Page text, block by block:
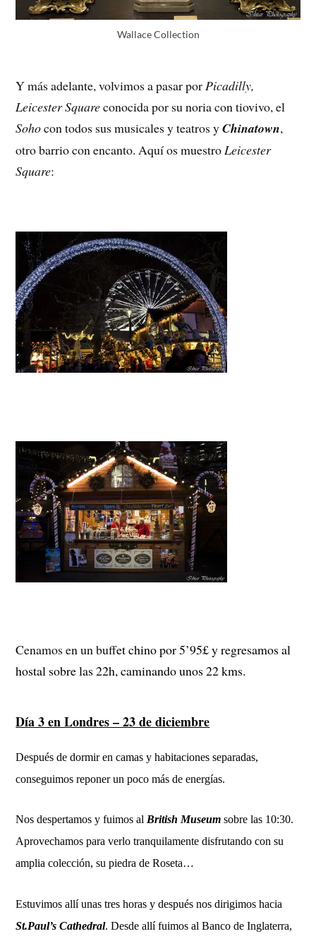
Wallace Collection
Y más adelante, volvimos a pasar por Picadilly,
Leicester Squareconocida por su noria con tiovivo, el
Sohocon todos sus musicales y teatros yChinatown,
otro barrio con encanto. Aquí os muestro Leicester
Square:
Cenamos en un buffet chino por 5’95£ y regresamos al
hostal sobre las 22h, caminando unos 22 kms.
Día 3 en Londres – 23 de diciembre
Después de dormir en camas y habitaciones separadas,
conseguimos reponer un poco más de energías.
Nos despertamos y fuimos alBritish Museum sobre las 10:30.
Aprovechamos para verlo tranquilamente disfrutando con su
amplia colección, su piedra de Roseta…
Estuvimos allí unas tres horas y después nos dirigimos hacia
St.Paul’s Cathedral. Desde allí fuimos al Banco de Inglaterra,